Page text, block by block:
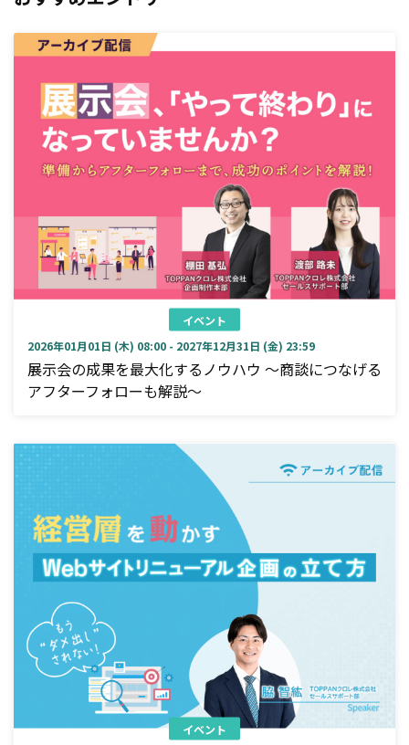
イベント
2026年01月01日 (木) 08:00 - 2027年12月31日 (金) 23:59
展示会の成果を最大化するノウハウ ～商談につなげる
アフターフォローも解説～
イベント